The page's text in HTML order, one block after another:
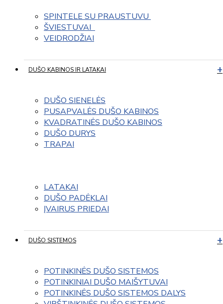
SPINTELE SU PRAUSTUVU
ŠVIESTUVAI
VEIDRODŽIAI
DUŠO KABINOS IR LATAKAI
DUŠO SIENELĖS
PUSAPVALĖS DUŠO KABINOS
KVADRATINĖS DUŠO KABINOS
DUŠO DURYS
TRAPAI
LATAKAI
DUŠO PADĖKLAI
ĮVAIRUS PRIEDAI
DUŠO SISTEMOS
POTINKINĖS DUŠO SISTEMOS
POTINKINIAI DUŠO MAIŠYTUVAI
POTINKINĖS DUŠO SISTEMOS DALYS